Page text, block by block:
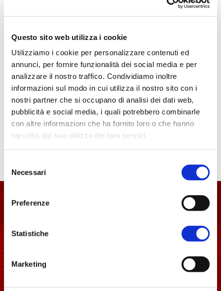
Questo sito web utilizza i cookie
Utilizziamo i cookie per personalizzare contenuti ed
annunci, per fornire funzionalità dei social media e per
analizzare il nostro traffico. Condividiamo inoltre
informazioni sul modo in cui utilizza il nostro sito con i
nostri partner che si occupano di analisi dei dati web,
pubblicità e social media, i quali potrebbero combinarle
con altre informazioni che ha fornito loro o che hanno
raccolto dal suo utilizzo dei loro servizi.
l'informativa sulla
Cookie Policy
delNecessari
Preferenze
Statistiche
Marketing
vittoria a coloro cui aveva dato il nome
(che) d’allora in poi furono chiamati
con l’altro nome per la lunghezza della
barba intonsa.”(Paolo Diacono, Historia
Langobardorum, I, 7-9)
Condividi:
Facebook
Twitter
EmailCondividi
Associazione Italia
Langobardorum
Piazza del Comune, 1 Spoleto (PG) - 06049